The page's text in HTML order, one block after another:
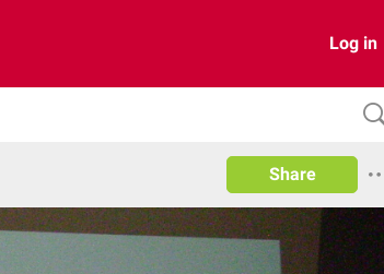
Log in
Share